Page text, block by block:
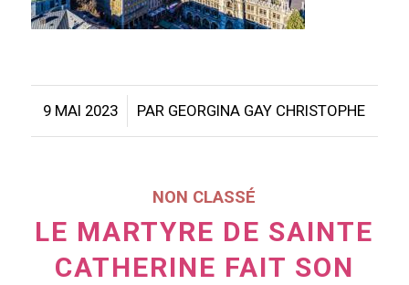
9 MAI 2023
/ PAR GEORGINA GAY CHRISTOPHE
NON CLASSÉ
LE MARTYRE DE SAINTE
CATHERINE FAIT SON